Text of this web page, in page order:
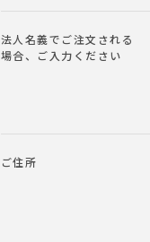
法人名義でご注文される
場合、ご入力ください
ご住所